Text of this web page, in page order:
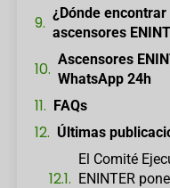
¿Dónde
ascensores
Ascensores
WhatsApp 24h
FAQs
Últimas
El Comité
ENINTER